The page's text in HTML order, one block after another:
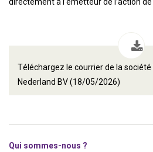
Téléchargez le courrier de la
Nederland BV (18/05/2026)
Qui sommes-nous ?